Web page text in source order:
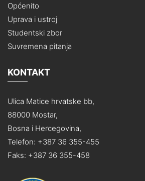
Općenito
Uprava i ustroj
Studentski zbor
Suvremena pitanja
KONTAKT
Ulica Matice hrvatske bb,
88000 Mostar,
Bosna i Hercegovina,
Telefon: +387 36 355-455
Faks: +387 36 355-458